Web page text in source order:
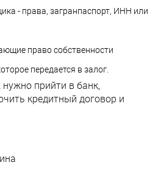
- права, загранпаспорт, ИНН или
право собственности
передается в залог.
прийти в банк,
кредитный договор и